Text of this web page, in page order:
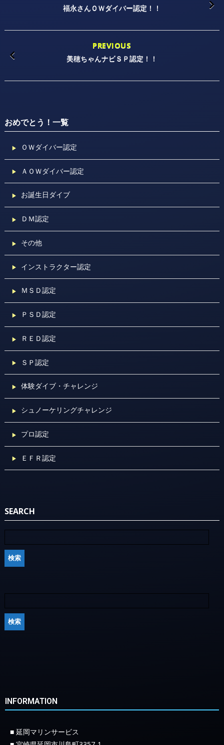
福永さんＯＷダイバー認定！！
PREVIOUS
美穂ちゃんナビＳＰ認定！！
おめでとう！一覧
ＯＷダイバー認定
ＡＯＷダイバー認定
お誕生日ダイブ
ＤＭ認定
その他
インストラクター認定
ＭＳＤ認定
ＰＳＤ認定
ＲＥＤ認定
ＳＰ認定
体験ダイブ・チャレンジ
シュノーケリングチャレンジ
プロ認定
ＥＦＲ認定
SEARCH
INFORMATION
■ 延岡マリンサービス